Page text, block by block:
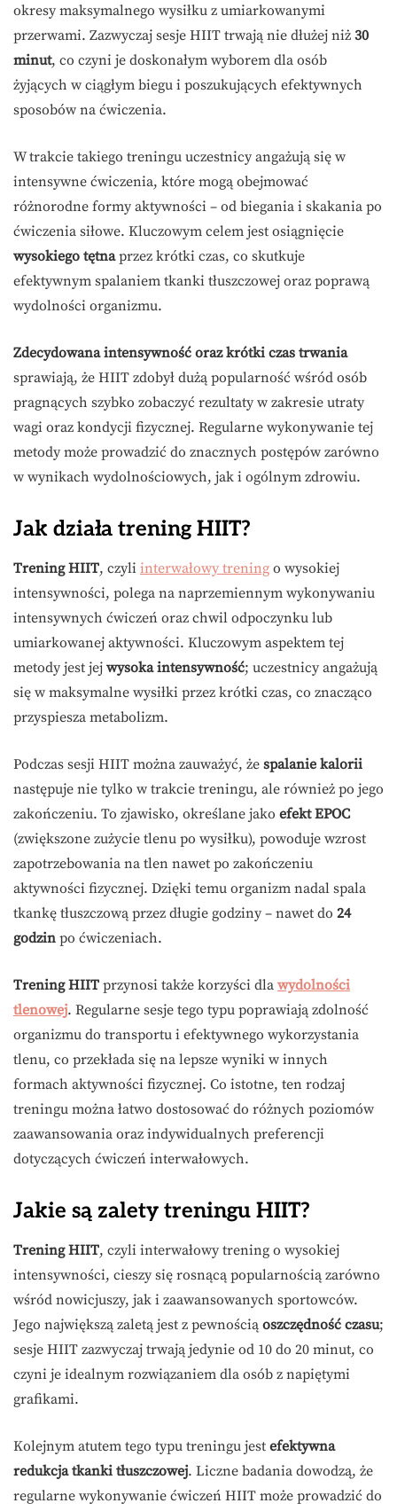
okresy maksymalnego wysiłku z umiarkowanymi
przerwami. Zazwyczaj sesje HIIT trwają nie dłużej niż 30
minut, co czyni je doskonałym wyborem dla osób
żyjących w ciągłym biegu i poszukujących efektywnych
sposobów na ćwiczenia.
W trakcie takiego treningu uczestnicy angażują się w
intensywne ćwiczenia, które mogą obejmować
różnorodne formy aktywności – od biegania i skakania po
ćwiczenia siłowe. Kluczowym celem jest osiągnięcie
wysokiego tętnaprzez krótki czas, co skutkuje
efektywnym spalaniem tkanki tłuszczowej oraz poprawą
wydolności organizmu.
Zdecydowana intensywność oraz krótki czas trwania
sprawiają, że HIIT zdobył dużą popularność wśród osób
pragnących szybko zobaczyć rezultaty w zakresie utraty
wagi oraz kondycji fizycznej. Regularne wykonywanie tej
metody może prowadzić do znacznych postępów zarówno
w wynikach wydolnościowych, jak i ogólnym zdrowiu.
Jak działa trening HIIT?
Trening HIIT, czyli interwałowy trening o wysokiej
intensywności, polega na naprzemiennym wykonywaniu
intensywnych ćwiczeń oraz chwil odpoczynku lub
umiarkowanej aktywności. Kluczowym aspektem tej
metody jest jej wysoka intensywność; uczestnicy angażują
się w maksymalne wysiłki przez krótki czas, co znacząco
przyspiesza metabolizm.
Podczas sesji HIIT można zauważyć, że spalanie kalorii
następuje nie tylko w trakcie treningu, ale również po jego
zakończeniu. To zjawisko, określane jako efekt EPOC
(zwiększone zużycie tlenu po wysiłku), powoduje wzrost
zapotrzebowania na tlen nawet po zakończeniu
aktywności fizycznej. Dzięki temu organizm nadal spala
tkankę tłuszczową przez długie godziny – nawet do 24
godzin po ćwiczeniach.
Trening HIIT przynosi także korzyści dla wydolności
tlenowej. Regularne sesje tego typu poprawiają zdolność
organizmu do transportu i efektywnego wykorzystania
tlenu, co przekłada się na lepsze wyniki w innych
formach aktywności fizycznej. Co istotne, ten rodzaj
treningu można łatwo dostosować do różnych poziomów
zaawansowania oraz indywidualnych preferencji
dotyczących ćwiczeń interwałowych.
Jakie są zalety treningu HIIT?
Trening HIIT, czyli interwałowy trening o wysokiej
intensywności, cieszy się rosnącą popularnością zarówno
wśród nowicjuszy, jak i zaawansowanych sportowców.
Jego największą zaletą jest z pewnością oszczędność czasu;
sesje HIIT zazwyczaj trwają jedynie od 10 do 20 minut, co
czyni je idealnym rozwiązaniem dla osób z napiętymi
grafikami.
Kolejnym atutem tego typu treningu jest efektywna
redukcja tkanki tłuszczowej. Liczne badania dowodzą, że
regularne wykonywanie ćwiczeń HIIT może prowadzić do